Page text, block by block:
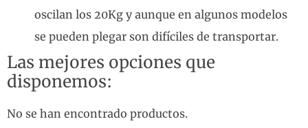
oscilan los 20Kg y aunque en algunos modelos
se pueden plegar son difíciles de transportar.
Las mejores opciones que
disponemos:
No se han encontrado productos.